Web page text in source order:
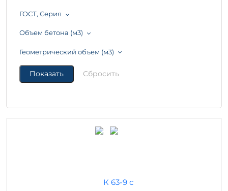
ГОСТ, Серия
Объем бетона (м3)
Геометрический объем (м3)